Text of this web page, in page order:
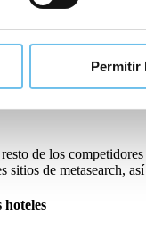
Permitir
a los consumidores
pagarían por la
de los
sitios de metasearch,